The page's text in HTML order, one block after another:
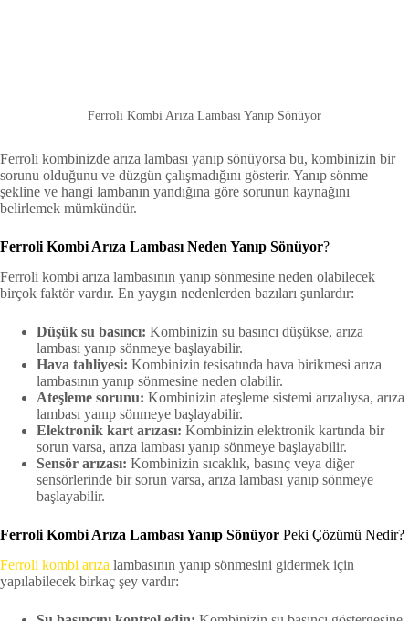
Ferroli Kombi Arıza Lambası Yanıp Sönüyor
Ferroli kombinizde arıza lambası yanıp sönüyorsa bu, kombinizin bir
sorunu olduğunu ve düzgün çalışmadığını gösterir. Yanıp sönme
şekline ve hangi lambanın yandığına göre sorunun kaynağını
belirlemek mümkündür.
Ferroli Kombi Arıza Lambası Neden Yanıp Sönüyor?
Ferroli kombi arıza lambasının yanıp sönmesine neden olabilecek
birçok faktör vardır. En yaygın nedenlerden bazıları şunlardır:
Düşük su basıncı: Kombinizin su basıncı düşükse, arıza
lambası yanıp sönmeye başlayabilir.
Hava tahliyesi: Kombinizin tesisatında hava birikmesi arıza
lambasının yanıp sönmesine neden olabilir.
Ateşleme sorunu: Kombinizin ateşleme sistemi arızalıysa, arıza
lambası yanıp sönmeye başlayabilir.
Elektronik kart arızası: Kombinizin elektronik kartında bir
sorun varsa, arıza lambası yanıp sönmeye başlayabilir.
Sensör arızası: Kombinizin sıcaklık, basınç veya diğer
sensörlerinde bir sorun varsa, arıza lambası yanıp sönmeye
başlayabilir.
Ferroli Kombi Arıza Lambası Yanıp Sönüyor Peki Çözümü Nedir?
Ferroli kombi arıza lambasının yanıp sönmesini gidermek için
yapılabilecek birkaç şey vardır: